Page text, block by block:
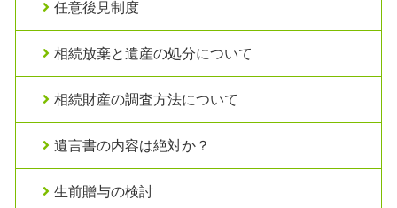
任意後見制度
相続放棄と遺産の処分について
相続財産の調査方法について
遺言書の内容は絶対か？
生前贈与の検討